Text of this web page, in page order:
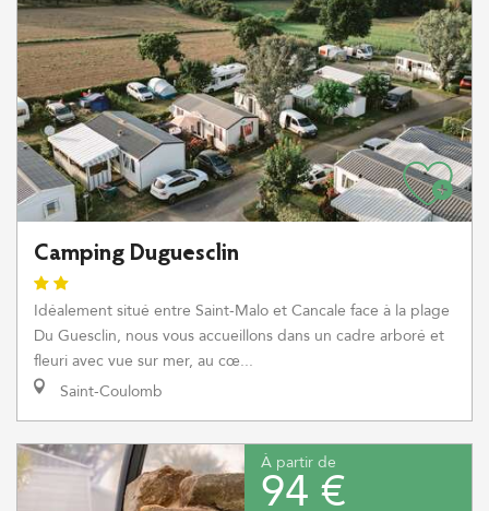
Camping Duguesclin
Idéalement situé entre Saint-Malo et Cancale face à la plage
Du Guesclin, nous vous accueillons dans un cadre arboré et
fleuri avec vue sur mer, au cœ...
Saint-Coulomb
À partir de
94 €